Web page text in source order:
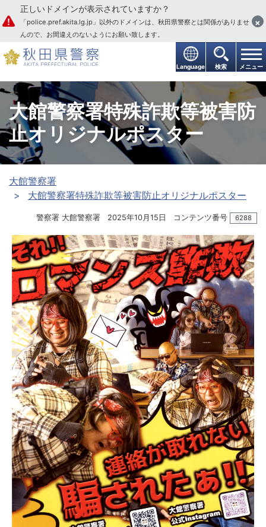
本文へ
Language 検索 メニュー
正しいドメインが表示されていますか？
「police.pref.akita.lg.jp」以外のドメインは、秋田県警察とは関係がありませ
んので、お間違えのないようにお願い致します。
×
大館警察署特殊詐欺等被害防
止オリジナルポスター
大館警察署
大館警察署特殊詐欺等被害防止オリジナルポスター
警察署 大館警察署 2025年10月15日 コンテンツ番号 6288